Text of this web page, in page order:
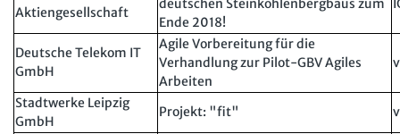
Aktiengesellschaft
deutschen Steinkohlenbergbaus zum
Ende 2018!
Deutsche Telekom IT
GmbH
Agile Vorbereitung für die
Verhandlung zur Pilot-GBV Agiles
Arbeiten
Stadtwerke Leipzig
GmbH
Projekt: "fit"